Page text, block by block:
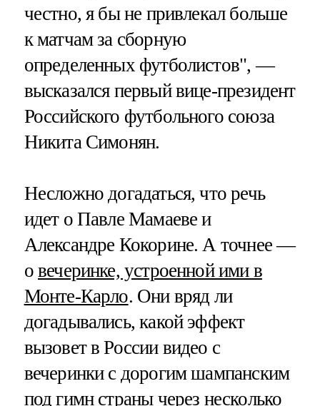
честно, я бы не привлекал больше
к матчам за сборную
определенных футболистов", —
высказался первый вице-президент
Российского футбольного союза
Никита Симонян.
Несложно догадаться, что речь
идет о Павле Мамаеве и
Александре Кокорине. А точнее —
о вечеринке, устроенной ими в
Монте-Карло. Они вряд ли
догадывались, какой эффект
вызовет в России видео с
вечеринки с дорогим шампанским
под гимн страны через несколько